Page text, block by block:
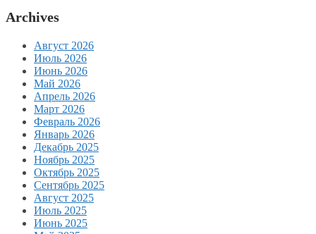
Archives
Август 2026
Июль 2026
Июнь 2026
Май 2026
Апрель 2026
Март 2026
Февраль 2026
Январь 2026
Декабрь 2025
Ноябрь 2025
Октябрь 2025
Сентябрь 2025
Август 2025
Июль 2025
Июнь 2025